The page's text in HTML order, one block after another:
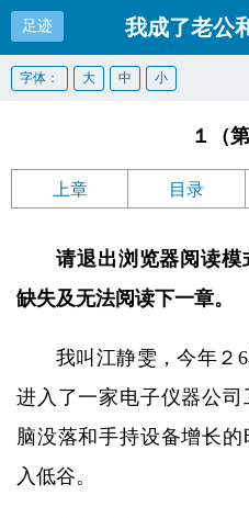
足迹 我成了老公
字体： 大 中 小
１（
上章 目录
请退出浏览器阅读
缺失及无法阅读下一章。
我叫江静雯，今年２
进入了一家电子仪器公
脑没落和手持设备增长
入低谷。